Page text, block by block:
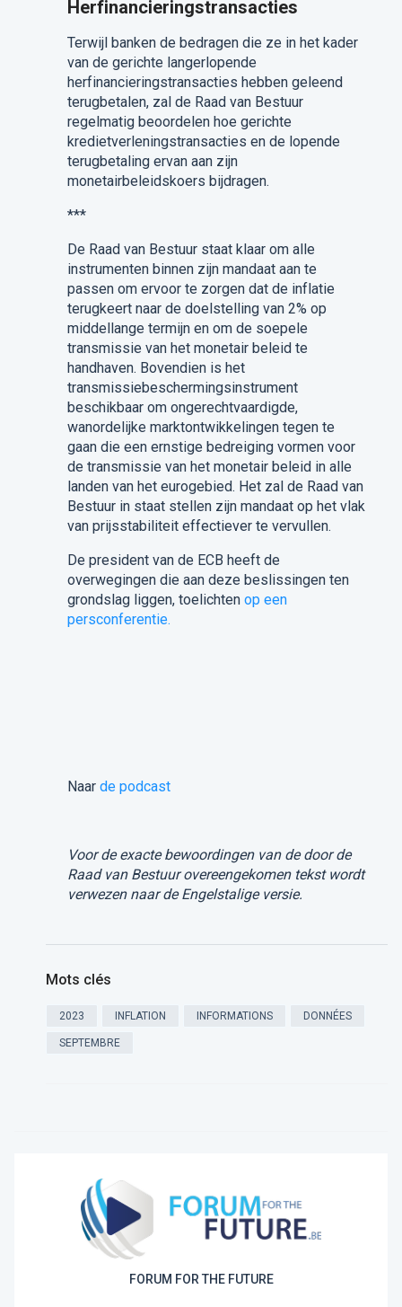
Herfinancieringstransacties
Terwijl banken de bedragen die ze in het kader
van de gerichte langerlopende
herfinancieringstransacties hebben geleend
terugbetalen, zal de Raad van Bestuur
regelmatig beoordelen hoe gerichte
kredietverleningstransacties en de lopende
terugbetaling ervan aan zijn
monetairbeleidskoers bijdragen.
***
De Raad van Bestuur staat klaar om alle
instrumenten binnen zijn mandaat aan te
passen om ervoor te zorgen dat de inflatie
terugkeert naar de doelstelling van 2% op
middellange termijn en om de soepele
transmissie van het monetair beleid te
handhaven. Bovendien is het
transmissiebeschermingsinstrument
beschikbaar om ongerechtvaardigde,
wanordelijke marktontwikkelingen tegen te
gaan die een ernstige bedreiging vormen voor
de transmissie van het monetair beleid in alle
landen van het eurogebied. Het zal de Raad van
Bestuur in staat stellen zijn mandaat op het vlak
van prijsstabiliteit effectiever te vervullen.
De president van de ECB heeft de
overwegingen die aan deze beslissingen ten
grondslag liggen, toelichtenop een
persconferentie.
Naar de podcast
Voor de exacte bewoordingen van de door de
Raad van Bestuur overeengekomen tekst wordt
verwezen naar de Engelstalige versie.
Mots clés
2023 INFLATION INFORMATIONS DONNÉES
SEPTEMBRE
FORUM FOR THE FUTURE